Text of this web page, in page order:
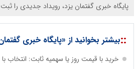
پایگاه خبری گفتمان یزد، رویداد جدیدی را
::بیشتر بخوانید از «پایگاه خبری
خرید با قیمت روز یا سهمیه ثابت: انتخاب